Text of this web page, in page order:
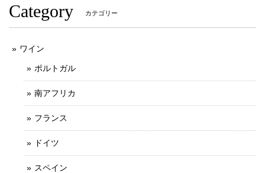
Category カテゴリー
ワイン
ポルトガル
南アフリカ
フランス
ドイツ
スペイン